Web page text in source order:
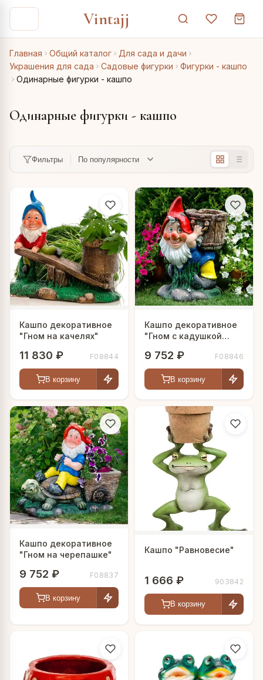
Vintajj
Главная Общий каталог
Для сада и дачи
Украшения для сада
Садовые фигурки
Фигурки - кашпо
Одинарные фигурки - кашпо
Одинарные фигурки - кашпо
Фильтры
Кашпо декоративное
"Гном на качелях"
11 830 ₽ F08844
В корзину
Кашпо декоративное
"Гном с кадушкой
9 752 ₽ F08846
В корзину
Кашпо декоративное
"Гном на черепашке"
9 752 ₽ F08837
В корзину
Кашпо "Равновесие"
1 666 ₽ 903842
В корзину